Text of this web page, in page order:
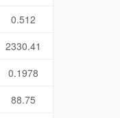
0.512
2330.41
0.1978
88.75